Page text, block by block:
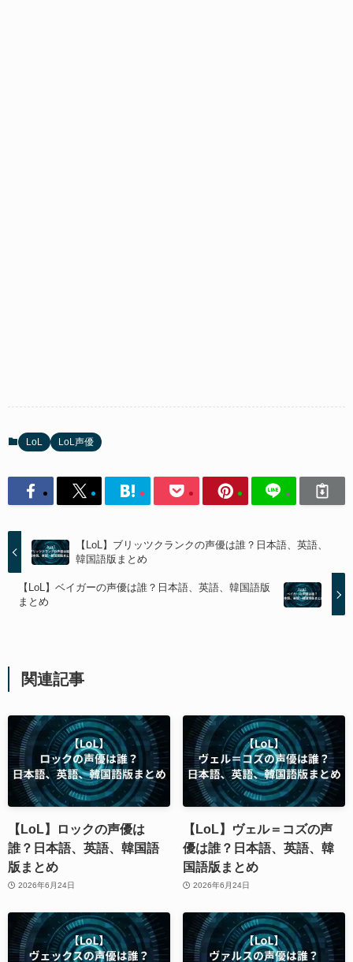
LoL LoL声優
【LoL】ブリッツクランクの声優は誰？日本語、英語、
韓国語版まとめ
【LoL】ベイガーの声優は誰？日本語、英語、韓国語版
まとめ
関連記事
【LoL】ロックの声優は
誰？日本語、英語、韓国語
版まとめ
2026年6月24日
【LoL】ヴェル＝コズの声
優は誰？日本語、英語、韓
国語版まとめ
2026年6月24日